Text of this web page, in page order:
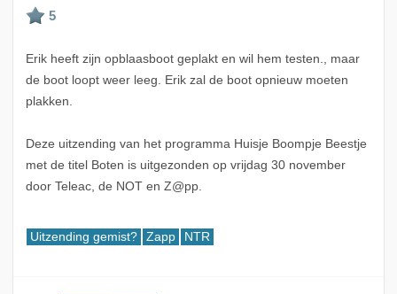
Erik heeft zijn opblaasboot geplakt en wil hem testen., maar
de boot loopt weer leeg. Erik zal de boot opnieuw moeten
plakken.
Deze uitzending van het programma Huisje Boompje Beestje
met de titel Boten is uitgezonden op vrijdag 30 november
door Teleac, de NOT en Z@pp.
Uitzending gemist? Zapp NTR